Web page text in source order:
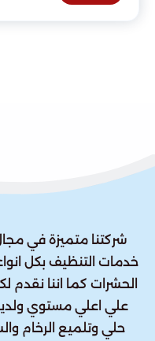
شركتنا متميزة في
خدمات التنظيف بكل
الحشرات كما اننا نقدم
علي اعلي مستوي
حلي وتلميع الرخام